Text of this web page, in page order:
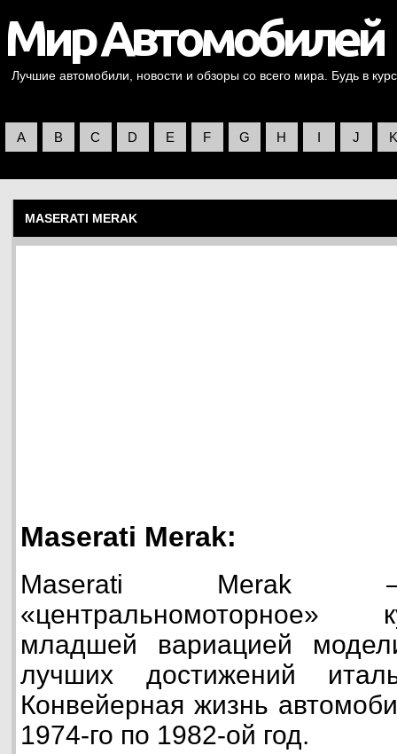
Лучшие автомобили, новости и обзоры со всего мира. Будь в
A B C D E F G H I J K
MASERATI MERAK
Maserati Merak:
Maserati Merak —
младшей вариацией
лучших достижений
Конвейерная жизнь
1974-го по 1982-ой год.